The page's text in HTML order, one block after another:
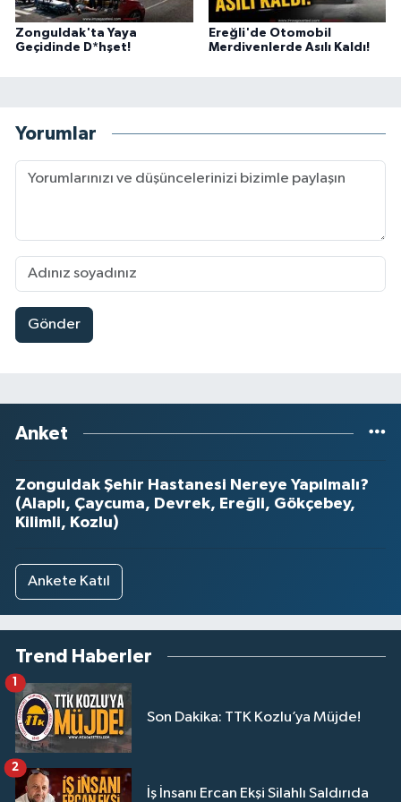
Zonguldak'ta Yaya
Geçidinde D*hşet!
Ereğli'de Otomobil
Merdivenlerde Asılı Kaldı!
Yorumlar
Gönder
Anket
Zonguldak Şehir Hastanesi Nereye Yapılmalı?
(Alaplı, Çaycuma, Devrek, Ereğli, Gökçebey,
Kilimli, Kozlu)
Ankete Katıl
Trend Haberler
Son Dakika: TTK Kozlu’ya Müjde!
1
İş İnsanı Ercan Ekşi Silahlı Saldırıda
2